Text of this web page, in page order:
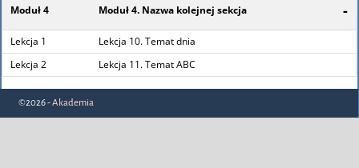
Moduł 4 Moduł 4. Nazwa kolejnej sekcja -
Lekcja 1
Lekcja 10. Temat dnia
Lekcja 2
Lekcja 11. Temat ABC
©2026 -Akademia